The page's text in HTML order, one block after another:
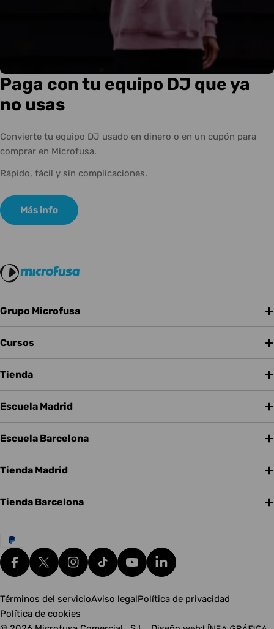
Paga con tu equipo DJ que ya
no usas
Convierte tu equipo DJ usado en dinero o en un cupón para
comprar en Microfusa.
Rápido, fácil y sin complicaciones.
Más info
Grupo Microfusa
Cursos
Tienda
Escuela Madrid
Escuela Barcelona
Tienda Madrid
Tienda Barcelona
Métodos
de
pagoFacebookX (Twitter)Instagram
tiktok YouTubeTranslation missing:
Términos del servicioAviso legalPolítica de privacidad
Política de cookies